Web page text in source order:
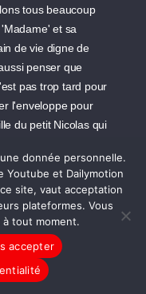
tous beaucoup
et sa
de vie digne de
penser que
pas trop tard pour
l'enveloppe pour
du petit Nicolas qui
famille qui n'en a
les frais de
le petit Nicolas n'en
ses dents elles
donnée personnelle.
Youtube et Dailymotion
site, vaut acceptation
plateformes. Vous
tout moment.
accepter